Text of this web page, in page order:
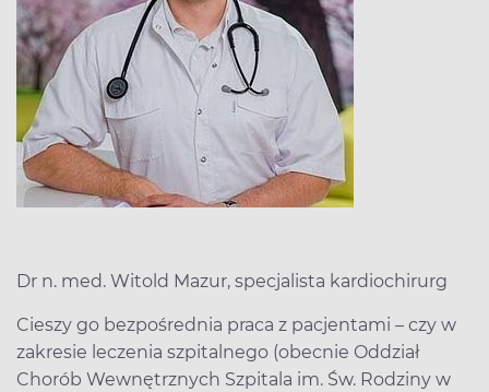
Dr n. med. Witold Mazur, specjalista kardiochirurg
Cieszy go bezpośrednia praca z pacjentami – czy w
zakresie leczenia szpitalnego (obecnie Oddział
Chorób Wewnętrznych Szpitala im. Św. Rodziny w